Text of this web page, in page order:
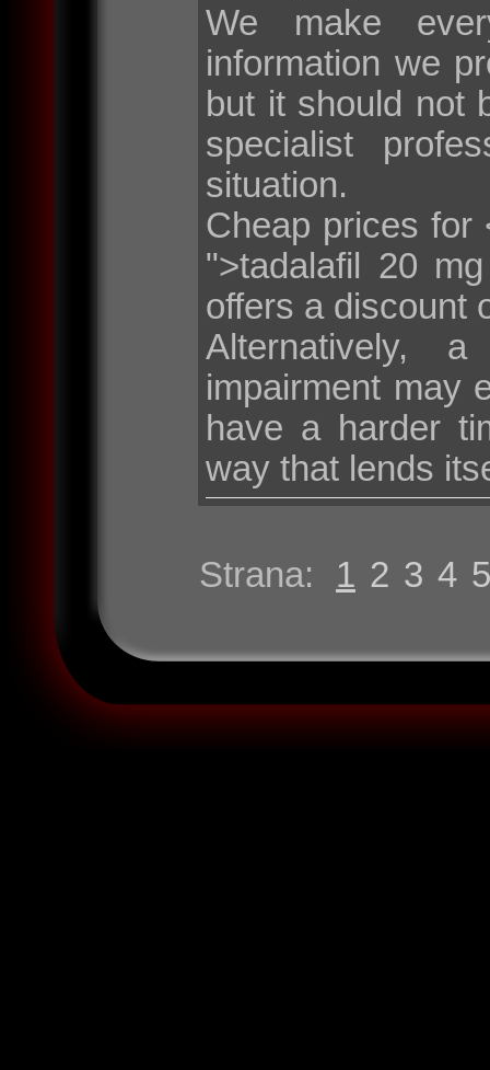
We make
information we
but it should not
specialist
situation.
Cheap prices for
">tadalafil 20
offers a discount
Alternatively,
impairment may
have a harder
way that lends
Strana: 1 2 3 4 5